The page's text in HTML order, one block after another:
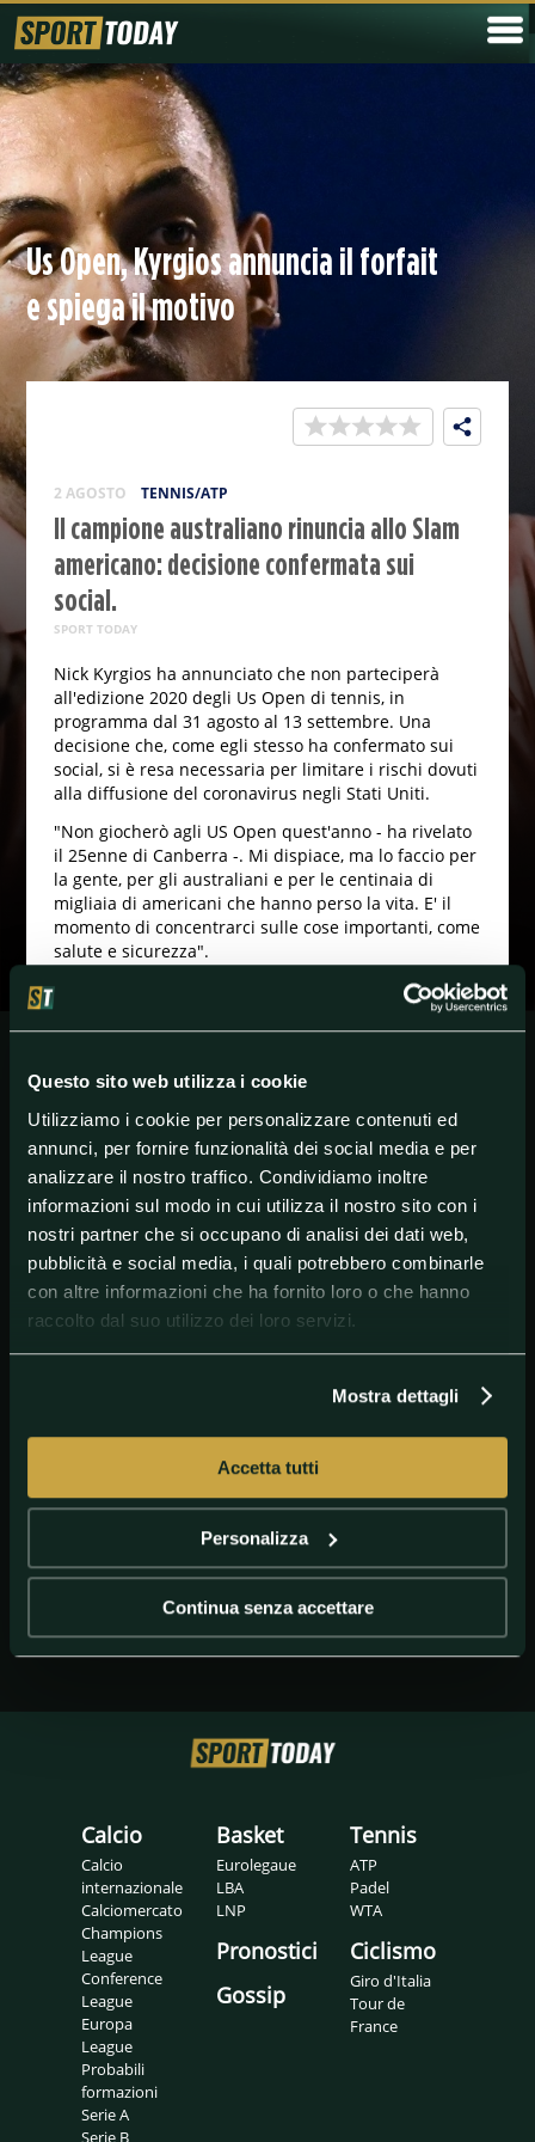
Questo sito web utilizza i cookie
Utilizziamo i cookie per personalizzare contenuti ed
annunci, per fornire funzionalità dei social media e per
analizzare il nostro traffico. Condividiamo inoltre
informazioni sul modo in cui utilizza il nostro sito con i
nostri partner che si occupano di analisi dei dati web,
pubblicità e social media, i quali potrebbero combinarle
con altre informazioni che ha fornito loro o che hanno
raccolto dal suo utilizzo dei loro servizi.
Mostra dettagli
Accetta tutti
Personalizza
Continua senza accettare
Us Open, Kyrgios annuncia il forfait
e spiega il motivo
2 AGOSTO TENNIS/ATP
Il campione australiano rinuncia allo Slam
americano: decisione confermata sui
social.
SPORT TODAY
Nick Kyrgios ha annunciato che non parteciperà
all'edizione 2020 degli Us Open di tennis, in
programma dal 31 agosto al 13 settembre. Una
decisione che, come egli stesso ha confermato sui
social, si è resa necessaria per limitare i rischi dovuti
alla diffusione del coronavirus negli Stati Uniti.
"Non giocherò agli US Open quest'anno - ha rivelato
il 25enne di Canberra -. Mi dispiace, ma lo faccio per
la gente, per gli australiani e per le centinaia di
migliaia di americani che hanno perso la vita. E' il
momento di concentrarci sulle cose importanti, come
salute e sicurezza".
Solo due giorni fa lo stesso Kyrgios aveva annunciato
la sua assenza dal Masters che anticipa proprio
l'Open americano, che solitamente si giocava a
Flushing Meadows.
#NickKyrgios #Tennis #USOpen #USOpenMenSingle
Calcio
Calcio
internazionale
Calciomercato
Champions
League
Conference
League
Europa
League
Probabili
formazioni
Serie A
Serie B
Basket
Eurolegaue
LBA
LNP
Pronostici
Gossip
Tennis
ATP
Padel
WTA
Ciclismo
Giro d'Italia
Tour de
France